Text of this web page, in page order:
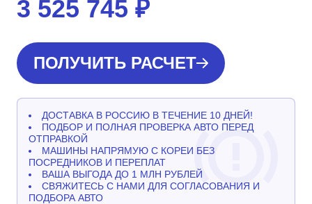
3 525 745 ₽
ПОЛУЧИТЬ РАСЧЕТ
ДОСТАВКА В РОССИЮ В ТЕЧЕНИЕ 10 ДНЕЙ!
ПОДБОР И ПОЛНАЯ ПРОВЕРКА АВТО ПЕРЕД
ОТПРАВКОЙ
МАШИНЫ НАПРЯМУЮ С КОРЕИ БЕЗ
ПОСРЕДНИКОВ И ПЕРЕПЛАТ
ВАША ВЫГОДА ДО 1 МЛН РУБЛЕЙ
СВЯЖИТЕСЬ С НАМИ ДЛЯ СОГЛАСОВАНИЯ И
ПОДБОРА АВТО